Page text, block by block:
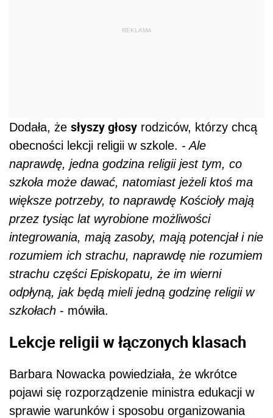
REKLAMA
Dodała, że słyszy głosy rodziców, którzy chcą
obecności lekcji religii w szkole. - Ale
naprawdę, jedna godzina religii jest tym, co
szkoła może dawać, natomiast jeżeli ktoś ma
większe potrzeby, to naprawdę Kościoły mają
przez tysiąc lat wyrobione możliwości
integrowania, mają zasoby, mają potencjał i nie
rozumiem ich strachu, naprawdę nie rozumiem
strachu części Episkopatu, że im wierni
odpłyną, jak będą mieli jedną godzinę religii w
szkołach - mówiła.
Lekcje religii w łączonych klasach
Barbara Nowacka powiedziała, że wkrótce
pojawi się rozporządzenie ministra edukacji w
sprawie warunków i sposobu organizowania